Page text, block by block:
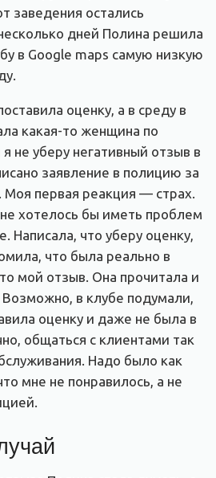
заведения остались
дней Полина решила
в Google maps самую низкую
оценку, а в среду в
какая-то женщина по
не уберу негативный отзыв в
заявление в полицию за
Моя первая реакция — страх.
хотелось бы иметь проблем
Написала, что уберу оценку,
что была реально в
мой отзыв. Она прочитала и
в клубе подумали,
оценку и даже не была в
общаться с клиентами так
Надо было как
мне не понравилось, а не